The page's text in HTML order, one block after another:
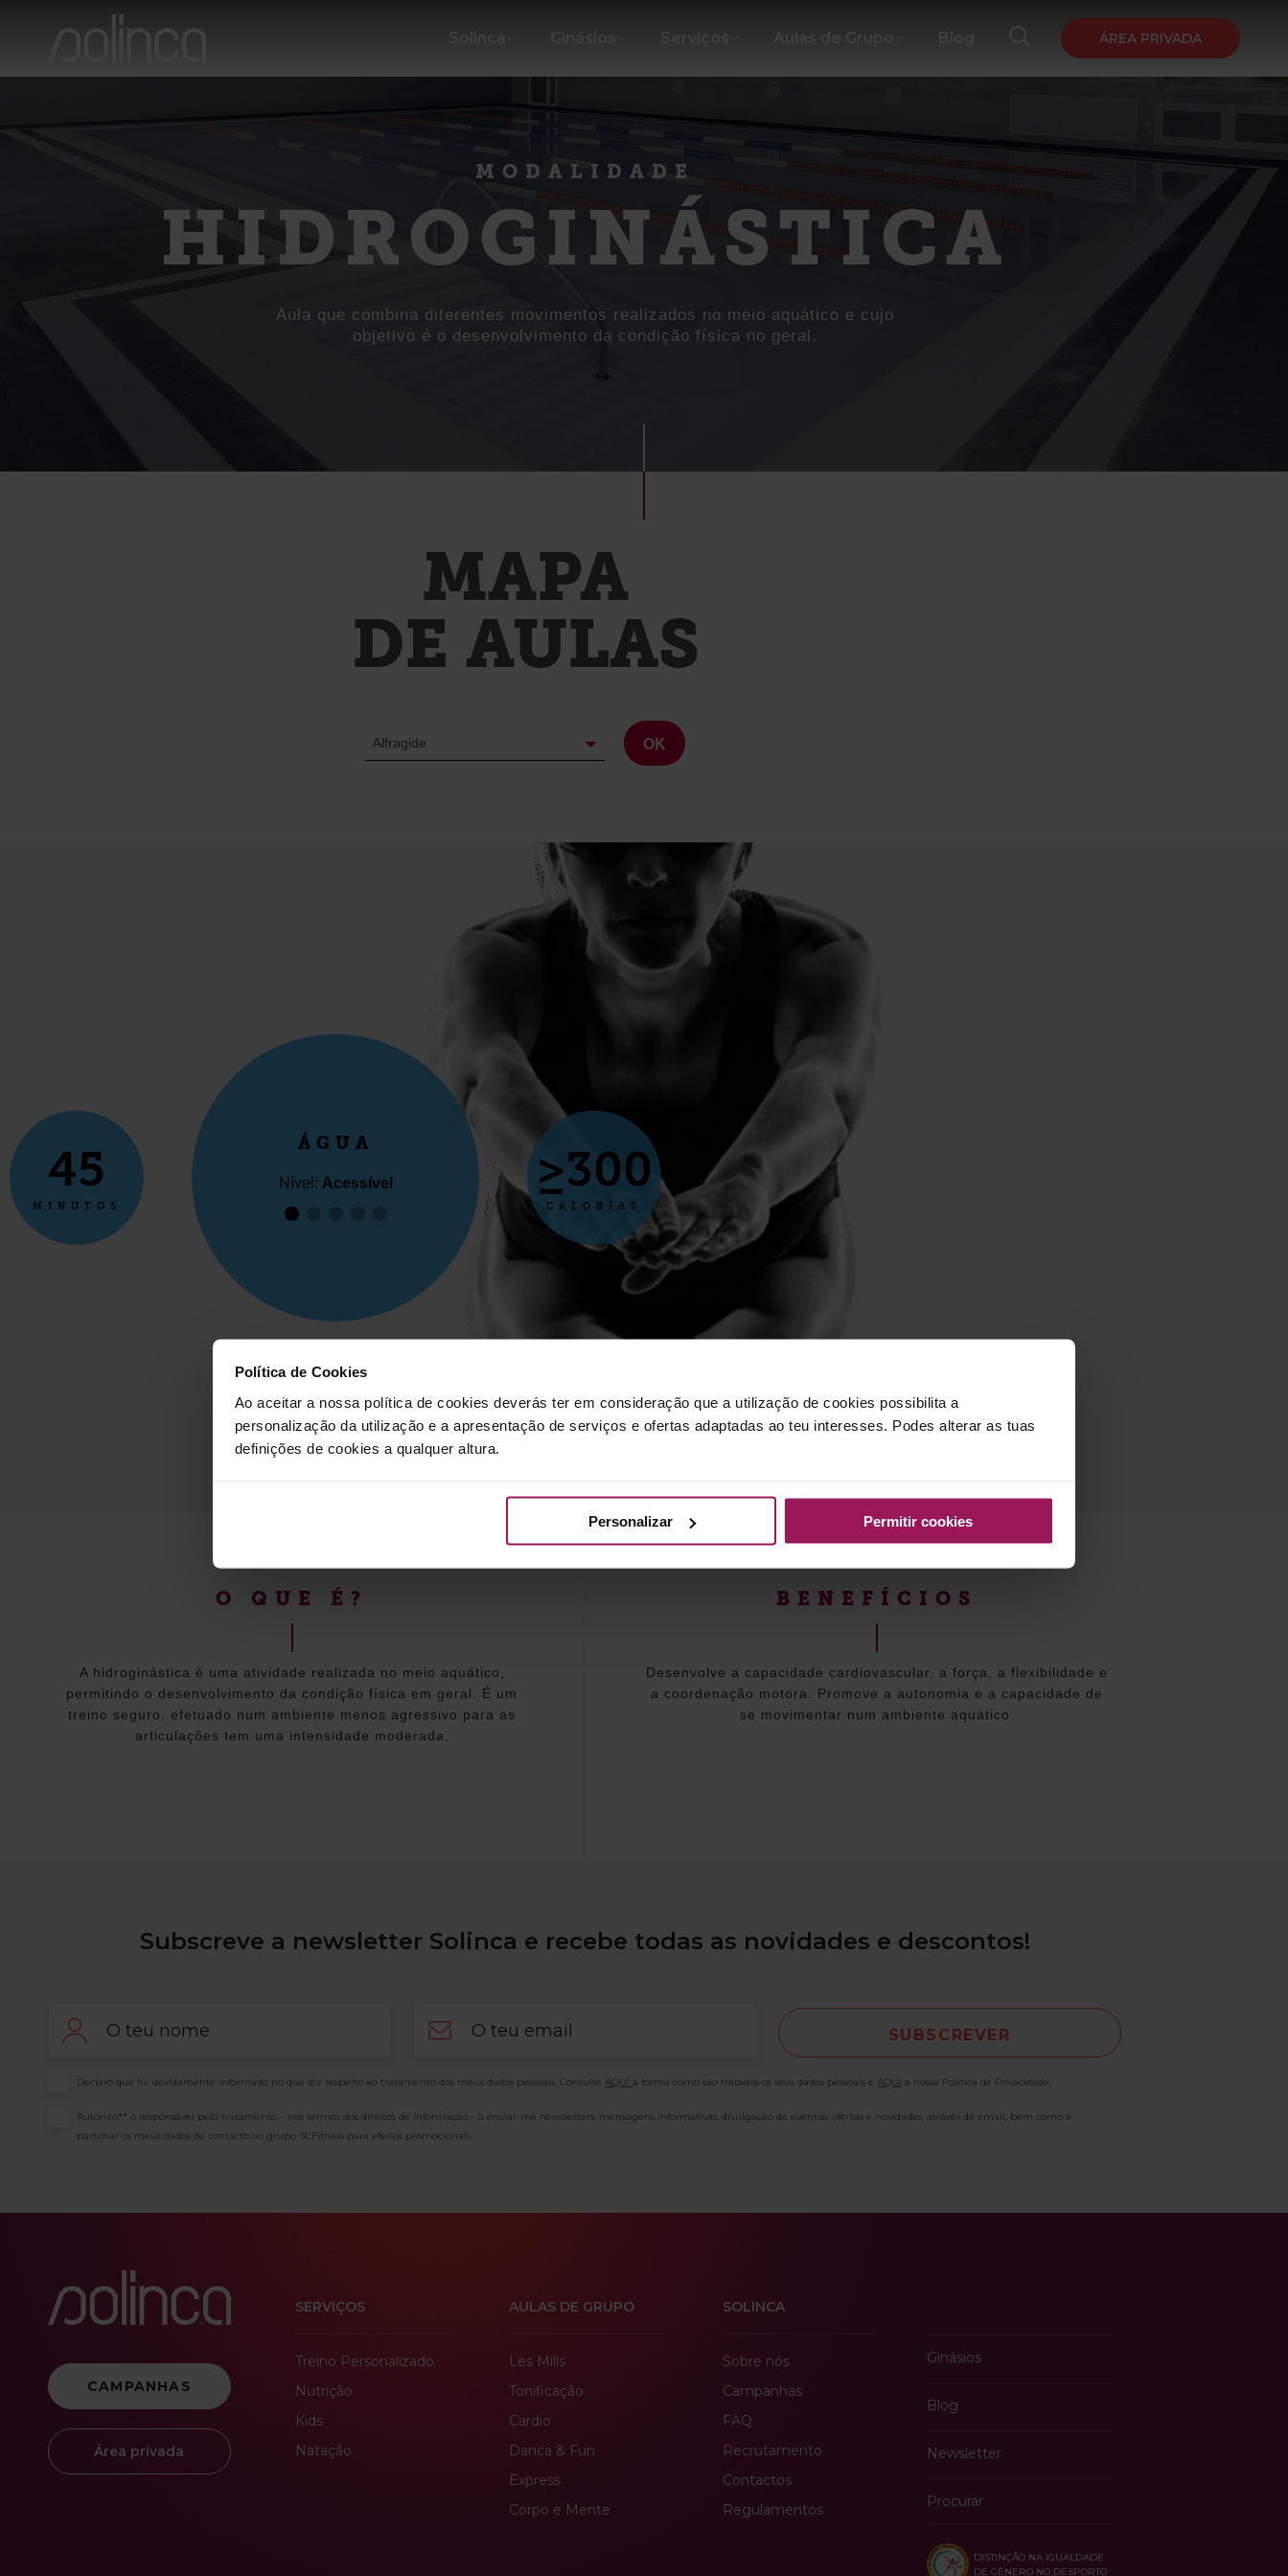
Política de Cookies
Ao aceitar a nossa política de cookies deverás ter em consideração que a utilização de cookies possibilita a
personalização da utilização e a apresentação de serviços e ofertas adaptadas ao teu interesses. Podes alterar as tuas
definições de cookies a qualquer altura.
Personalizar Permitir cookies
ÁREA PRIVADA
MODALIDADE
HIDROGINÁSTICA
Aula que combina diferentes movimentos realizados no meio aquático e cujo
objetivo é o desenvolvimento da condição física no geral.
MAPA
DE AULAS
Alfragide OK
45
MINUTOS
ÁGUA
Nível: Acessível ≥300
CALORIAS
O QUE É?
A hidroginástica é uma atividade realizada no meio aquático,
permitindo o desenvolvimento da condição física em geral. É um
treino seguro, efetuado num ambiente menos agressivo para as
articulações tem uma intensidade moderada.
BENEFÍCIOS
Desenvolve a capacidade cardiovascular, a força, a flexibilidade e
a coordenação motora. Promove a autonomia e a capacidade de
se movimentar num ambiente aquático.
Subscreve a newsletter Solinca e recebe todas as novidades e descontos!
Consentimento
Declaro que fui devidamente informado no que diz respeito ao tratamento dos meus dados pessoais. Consulte AQUI a forma como são tratados os seus dados pessoais e AQUI a nossa Política de Privacidade.
Consentimento
Autorizo** o responsável pelo tratamento – nos termos dos direitos de informação – a enviar-me newsletters, mensagens informativas, divulgação de eventos, ofertas e novidades, através de email, bem como a
partilhar os meus dados de contacto ao grupo SCFitness para efeitos promocionais.
CAMPANHAS
Área privada
SERVIÇOS
Treino Personalizado
Nutrição
Kids
Natação
AULAS DE GRUPO
Les Mills
Tonificação
Cardio
Danca & Fun
Express
Corpo e Mente
SOLINCA
Sobre nós
Campanhas
FAQ
Recrutamento
Contactos
Regulamentos
Ginásios
Blog
Newsletter
Procurar
DISTINÇÃO NA IGUALDADE
DE GÉNERO NO DESPORTO